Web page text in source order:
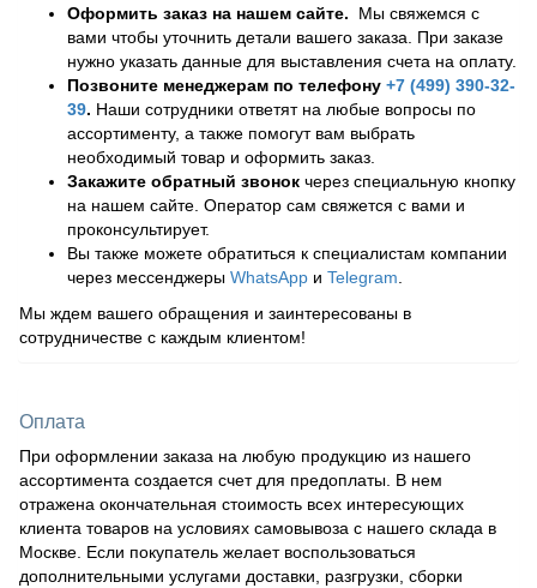
Оформить заказ на нашем сайте. Мы свяжемся с
вами чтобы уточнить детали вашего заказа. При заказе
нужно указать данные для выставления счета на оплату.
Позвоните менеджерам по телефону +7 (499) 390-32-
39. Наши сотрудники ответят на любые вопросы по
ассортименту, а также помогут вам выбрать
необходимый товар и оформить заказ.
Закажите обратный звонок через специальную кнопку
на нашем сайте. Оператор сам свяжется с вами и
проконсультирует.
Вы также можете обратиться к специалистам компании
через мессенджеры WhatsApp и Telegram
Мы ждем вашего обращения и заинтересованы в
сотрудничестве с каждым клиентом!
Оплата
При оформлении заказа на любую продукцию из нашего
ассортимента создается счет для предоплаты. В нем
отражена окончательная стоимость всех интересующих
клиента товаров на условиях самовывоза с нашего склада в
Москве. Если покупатель желает воспользоваться
дополнительными услугами доставки, разгрузки, сборки